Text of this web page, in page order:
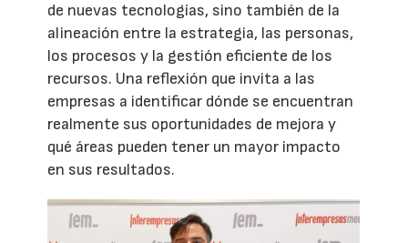
de nuevas tecnologías, sino también de la
alineación entre la estrategia, las personas,
los procesos y la gestión eficiente de los
recursos. Una reflexión que invita a las
empresas a identificar dónde se encuentran
realmente sus oportunidades de mejora y
qué áreas pueden tener un mayor impacto
en sus resultados.